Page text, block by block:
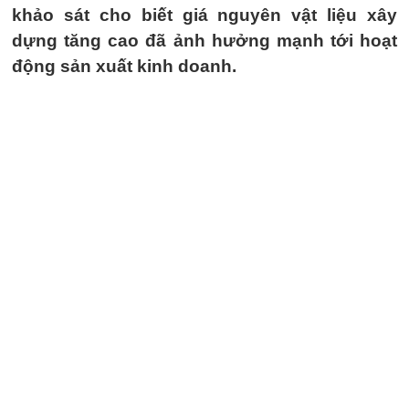
khảo sát cho biết giá nguyên vật liệu xây
dựng tăng cao đã ảnh hưởng mạnh tới hoạt
động sản xuất kinh doanh.